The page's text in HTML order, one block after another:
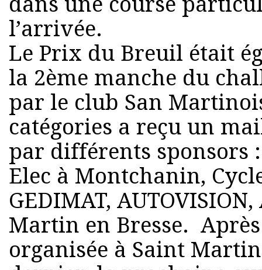
l’arrivée.
Le Prix du Breuil était
la 2ème manche du
par le club San
catégories a reçu un
par différents sponsors
Elec à Montchanin,
GEDIMAT,
Martin en Bresse.
organisée à Saint